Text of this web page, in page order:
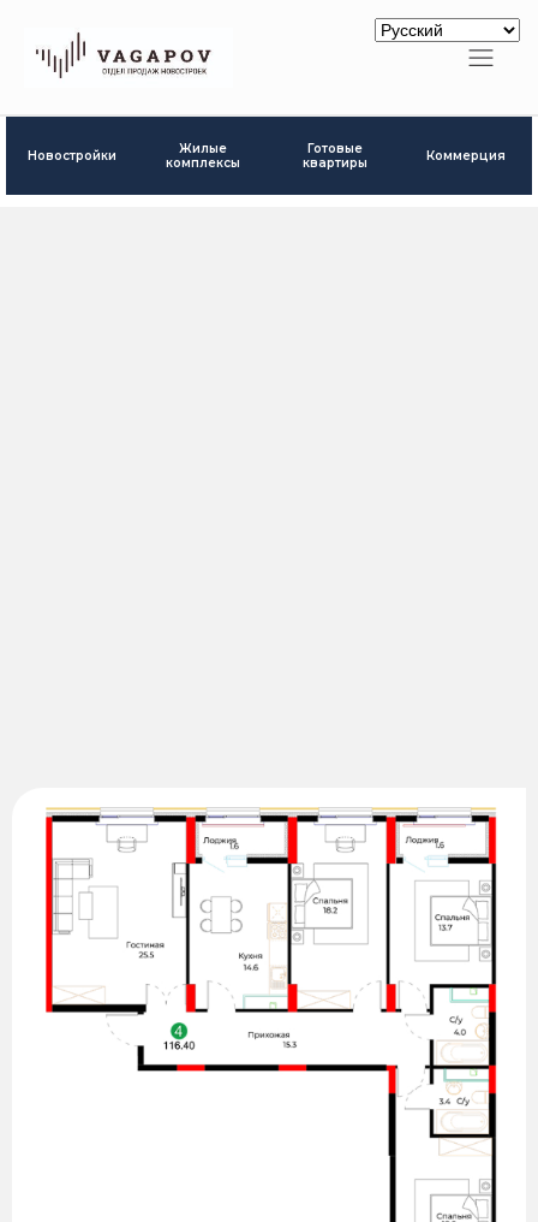
Новостройки
Жилые
комплексы
Готовые
квартиры
Коммерция